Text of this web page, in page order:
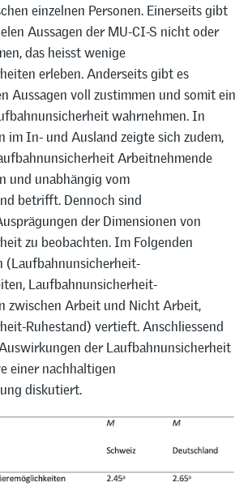
einzelnen Personen. Einerseits gibt
Aussagen der MU-CI-S nicht oder
das heisst wenige
erleben. Anderseits gibt es
Aussagen voll zustimmen und somit ein
wahrnehmen. In
im In- und Ausland zeigte sich zudem,
Arbeitnehmende
und unabhängig vom
betrifft. Dennoch sind
der Dimensionen von
zu beobachten. Im Folgenden
(Laufbahnunsicherheit-
Laufbahnunsicherheit-
zwischen Arbeit und Nicht Arbeit,
Ruhestand) vertieft. Anschliessend
der Laufbahnunsicherheit
einer nachhaltigen
diskutiert.